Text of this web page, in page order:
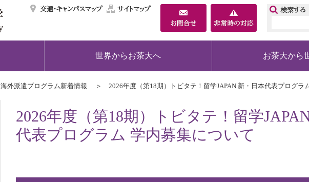
交通・キャンパスマップ
サイトマップ
世界からお茶大へ お茶大から
海外派遣プログラム新着情報 2026年度（第18期）トビタテ！留学JAPAN 新・日本代表プログラ
2026年度（第18期）トビタテ！留学
代表プログラム 学内募集について